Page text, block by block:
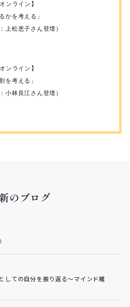
ライン】
かを考える」
上松恵子さん登壇）
ライン】
を考える」
小林良江さん登壇）
のブログ
しての自分を振り返る～マインド維